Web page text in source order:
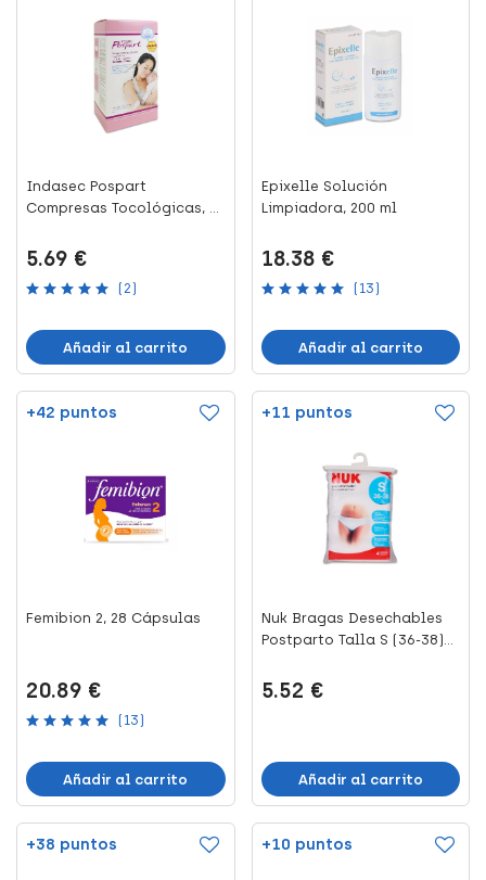
Indasec Pospart
Compresas Tocológicas, 10
5.69 €
(2)
Añadir al carrito
Epixelle Solución
Limpiadora, 200 ml
18.38 €
(13)
Añadir al carrito
+42 puntos
Femibion 2, 28 Cápsulas
20.89 €
(13)
Añadir al carrito
+11 puntos
Nuk Bragas Desechables
Postparto Talla S (36-38)...
5.52 €
Añadir al carrito
+38 puntos +10 puntos